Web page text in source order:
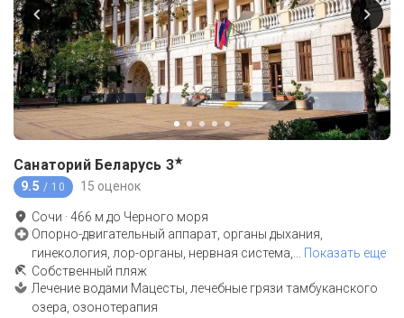
Санаторий Беларусь 3★
9.5 / 10 15 оценок
Сочи ·466 м до Черного моря
Опорно-двигательный аппарат, органы дыхания,
гинекология, лор-органы, нервная система,
Показать еще
Собственный пляж
Лечение водами Мацесты, лечебные грязи тамбуканского
озера, озонотерапия